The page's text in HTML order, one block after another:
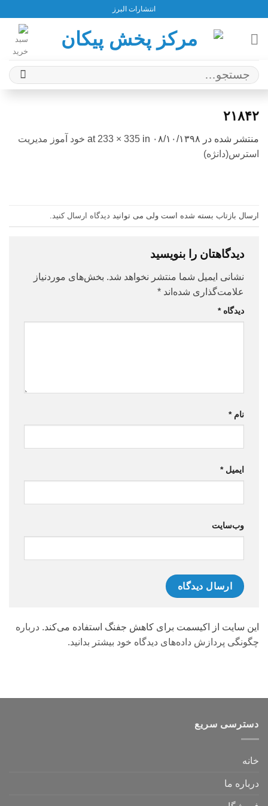
content
انتشارات البرز
جستجو
برای:
۲۱۸۴۲
منتشر شده در ۰۸/۱۰/۱۳۹۸ 233 × 335 in
خود آموز مدیریت
استرس(دانژه)
ارسال بازتاب بسته شده است ولی می توانید دیدگاه ارسال کنید
دیدگاهتان را بنویسید
نشانی ایمیل شما منتشر نخواهد شد. بخش‌های موردنیاز
علامت‌گذاری شده‌اند *
دیدگاه*
نام*
ایمیل*
وب‌سایت
این سایت از اکیسمت برای کاهش جفنگ استفاده می‌کند. درباره
چگونگی پردازش داده‌های دیدگاه خود بیشتر بدانید.
دسترسی سریع
خانه
درباره ما